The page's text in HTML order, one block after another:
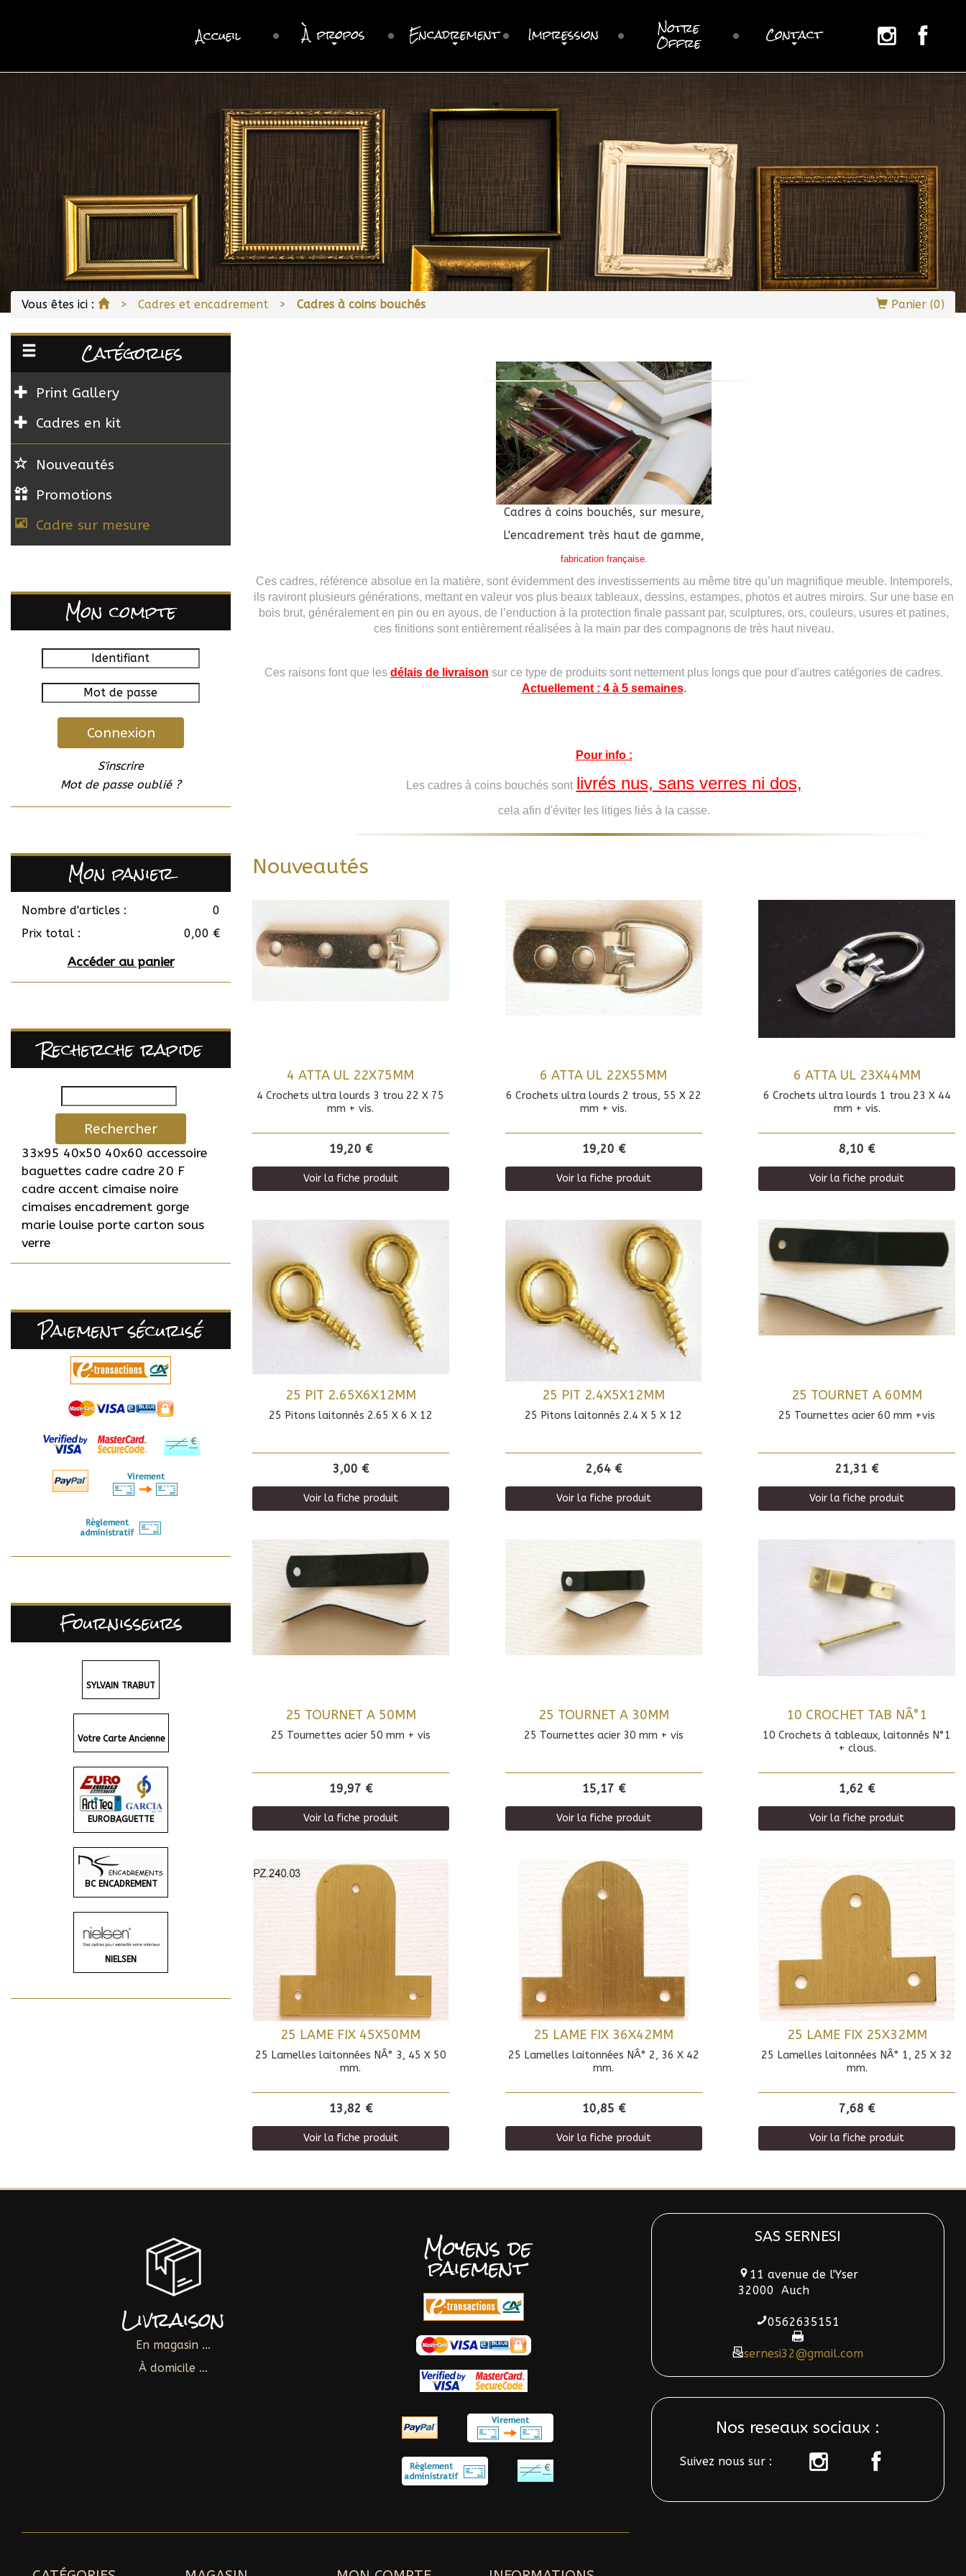
Accueil À propos Encadrement Impression Notre
Offre Contact sur sur
Vous êtes ici : AccueilCadres et encadrement Cadres à coins bouchés Panier (0)
Catégories
Print Gallery
Cadres en kit
Nouveautés
Promotions
Cadre sur mesure
Mon compte
Connexion
S'inscrire
Mot de passe oublié ?
Mon panier
Nombre d'articles :
0
Prix total :
0,00 €
Accéder au panier
Recherche rapide
Rechercher
33x95 40x50 40x60 accessoire
baguettes cadre cadre 20 F
cadre accent cimaise noire
cimaises encadrement gorge
marie louise porte carton sous
verre
Paiement sécurisé
Fournisseurs
SYLVAIN TRABUT
Votre Carte Ancienne
EUROBAGUETTE
BC ENCADREMENT
NIELSEN
Cadres à coins bouchés, sur mesure,
L'encadrement très haut de gamme,
fabrication française.
Ces cadres, référence absolue en la matière, sont évidemment des investissements au même titre qu’un magnifique meuble. Intemporels,
ils raviront plusieurs générations, mettant en valeur vos plus beaux tableaux, dessins, estampes, photos et autres miroirs. Sur une base en
bois brut, généralement en pin ou en ayous, de l’enduction à la protection finale passant par, sculptures, ors, couleurs, usures et patines,
ces finitions sont entièrement réalisées à la main par des compagnons de très haut niveau.
Ces raisons font que les délais de livraison sur ce type de produits sont nettement plus longs que pour d'autres catégories de cadres.
Actuellement : 4 à 5 semaines.
Pour info :
Les cadres à coins bouchés sont livrés nus, sans verres ni dos,
cela afin d'éviter les litiges liés à la casse.
Nouveautés
4 ATTA UL 22X75MM
4 Crochets ultra lourds 3 trou 22 X 75
mm + vis.
19,20 €
Voir la fiche produit
6 ATTA UL 22X55MM
6 Crochets ultra lourds 2 trous, 55 X 22
mm + vis.
19,20 €
Voir la fiche produit
6 ATTA UL 23X44MM
6 Crochets ultra lourds 1 trou 23 X 44
mm + vis.
8,10 €
Voir la fiche produit
25 PIT 2.65X6X12MM
25 Pitons laitonnés 2.65 X 6 X 12
3,00 €
Voir la fiche produit
25 PIT 2.4X5X12MM
25 Pitons laitonnés 2.4 X 5 X 12
2,64 €
Voir la fiche produit
25 TOURNET A 60MM
25 Tournettes acier 60 mm +vis
21,31 €
Voir la fiche produit
25 TOURNET A 50MM
25 Tournettes acier 50 mm + vis
19,97 €
Voir la fiche produit
25 TOURNET A 30MM
25 Tournettes acier 30 mm + vis
15,17 €
Voir la fiche produit
10 CROCHET TAB NÂ°1
10 Crochets à tableaux, laitonnés N°1
+ clous.
1,62 €
Voir la fiche produit
25 LAME FIX 45X50MM
25 Lamelles laitonnées NÂ° 3, 45 X 50
mm.
13,82 €
Voir la fiche produit
25 LAME FIX 36X42MM
25 Lamelles laitonnées NÂ° 2, 36 X 42
mm.
10,85 €
Voir la fiche produit
25 LAME FIX 25X32MM
25 Lamelles laitonnées NÂ° 1, 25 X 32
mm.
7,68 €
Voir la fiche produit
Livraison
En magasin ...
À domicile ...
Moyens de
paiement
SAS SERNESI
11 avenue de l'Yser
32000 Auch
0562635151
sernesi32@gmail.com
Nos reseaux sociaux :
Suivez nous sur :
instagramFacebook